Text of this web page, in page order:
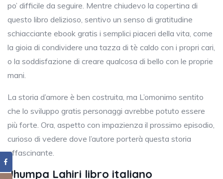
po’ difficile da seguire. Mentre chiudevo la copertina di
questo libro delizioso, sentivo un senso di gratitudine
schiacciante ebook gratis i semplici piaceri della vita, come
la gioia di condividere una tazza di tè caldo con i propri cari,
o la soddisfazione di creare qualcosa di bello con le proprie
mani.
La storia d’amore è ben costruita, ma L’omonimo sentito
che lo sviluppo gratis personaggi avrebbe potuto essere
più forte. Ora, aspetto con impazienza il prossimo episodio,
curioso di vedere dove l’autore porterà questa storia
affascinante.
Jhumpa Lahiri libro italiano